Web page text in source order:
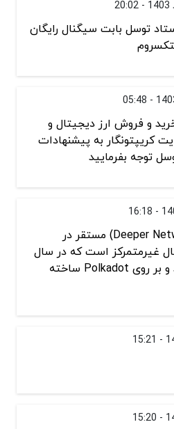
توسل بابت سیگنال رایگان
و فروش ارز دیجیتال و
کریپتونگار به پیشنهادات
توجه بفرمایید
ارز دیجیتال Deeper Network) DPR) مستقر در
غیرمتمرکز است که در سال
۲۰۲۱ وارد بازار جهانی شد و بر روی Polkadot ساخته